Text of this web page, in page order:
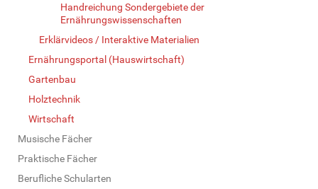
Handreichung Sondergebiete der
Ernährungswissenschaften
Erklärvideos / Interaktive Materialien
Ernährungsportal (Hauswirtschaft)
Gartenbau
Holztechnik
Wirtschaft
Musische Fächer
Praktische Fächer
Berufliche Schularten